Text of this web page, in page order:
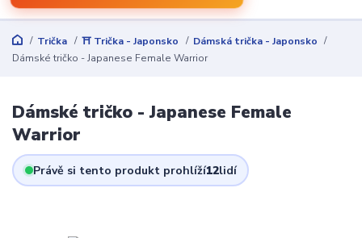
Trička ⛩️ Trička - Japonsko
Dámská trička - Japonsko
Dámské tričko - Japanese Female Warrior
Dámské tričko - Japanese Female
Warrior
Právě si tento produkt prohlíží12lidí